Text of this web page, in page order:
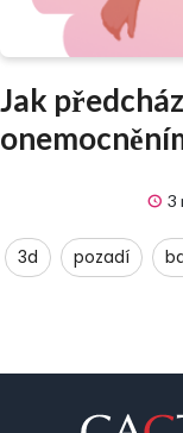
Jak
3
3d pozadí